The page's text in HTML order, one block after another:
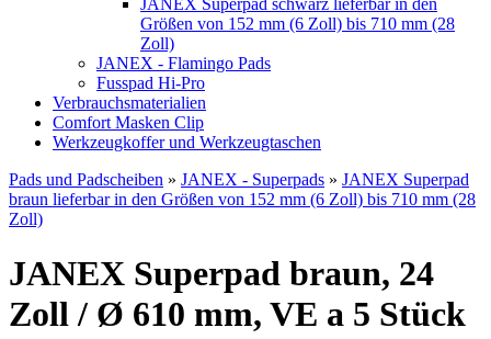
JANEX Superpad schwarz lieferbar in den
Größen von 152 mm (6 Zoll) bis 710 mm (28
Zoll)
JANEX - Flamingo Pads
Fusspad Hi-Pro
Verbrauchsmaterialien
Comfort Masken Clip
Werkzeugkoffer und Werkzeugtaschen
Pads und Padscheiben » JANEX - Superpads » JANEX Superpad
braun lieferbar in den Größen von 152 mm (6 Zoll) bis 710 mm (28
Zoll)
JANEX Superpad braun, 24
Zoll / Ø 610 mm, VE a 5 Stück